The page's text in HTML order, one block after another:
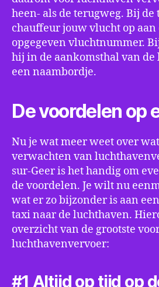
heen- als de terugweg. Bij
chauffeur jouw vlucht op aan
opgegeven vluchtnummer.
hij in de aankomsthal van
een naambordje.
De voordelen op
Nu je wat meer weet over
verwachten van
sur-Geer is het handig om
de voordelen. Je wilt nu
wat er zo bijzonder is aan
taxi naar de luchthaven.
overzicht van de grootste
luchthavenvervoer:
#1 Altijd op tijd op